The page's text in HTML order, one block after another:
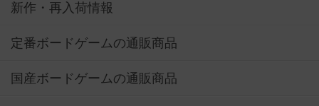
新作・再入荷情報
定番ボードゲームの通販商品
国産ボードゲームの通販商品